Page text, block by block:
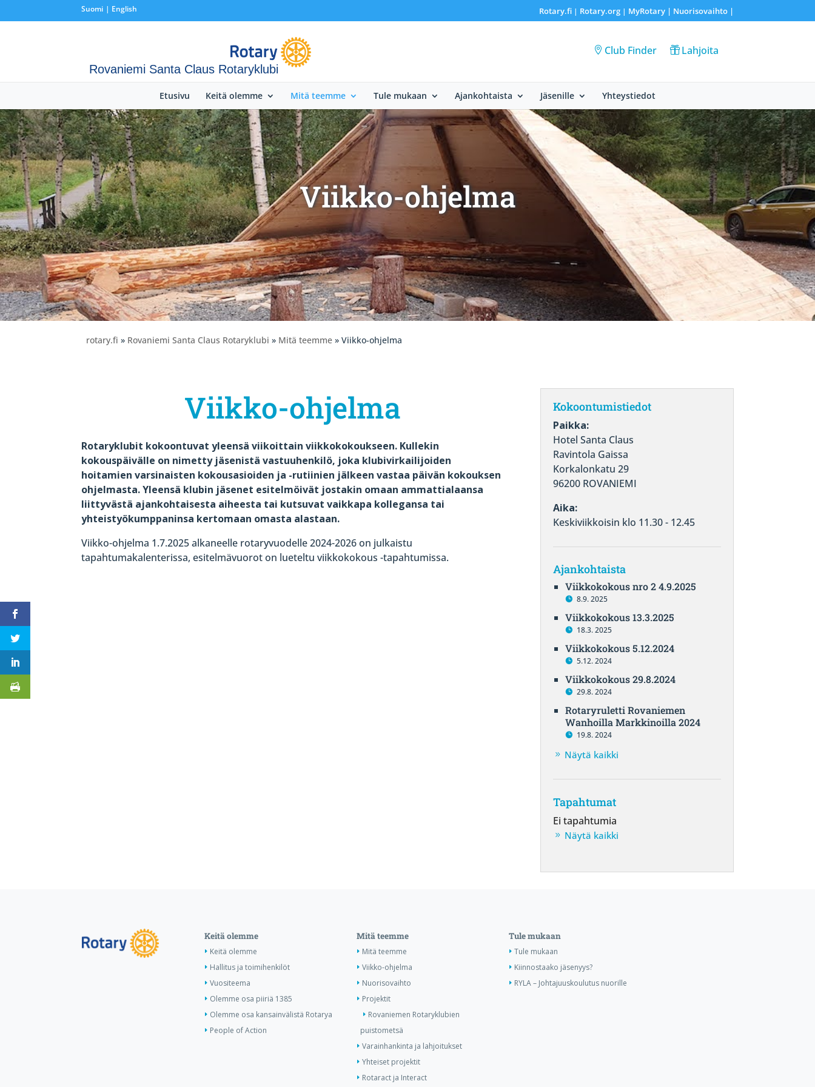
Suomi English Rotary.fi| Rotary.org| MyRotary | Nuorisovaihto|
Rovaniemi Santa Claus Rotaryklubi
Club Finder Lahjoita
Etusivu Keitä olemme Mitä teemme Tule mukaan Ajankohtaista Jäsenille Yhteystiedot
Viikko-ohjelma
rotary.fi » Rovaniemi Santa Claus Rotaryklubi » Mitä teemme » Viikko-ohjelma
Viikko-ohjelma
Rotaryklubit kokoontuvat yleensä viikoittain viikkokokoukseen. Kullekin
kokouspäivälle on nimetty jäsenistä vastuuhenkilö, joka klubivirkailijoiden
hoitamien varsinaisten kokousasioiden ja -rutiinien jälkeen vastaa päivän kokouksen
ohjelmasta. Yleensä klubin jäsenet esitelmöivät jostakin omaan ammattialaansa
liittyvästä ajankohtaisesta aiheesta tai kutsuvat vaikkapa kollegansa tai
yhteistyökumppaninsa kertomaan omasta alastaan.
Viikko-ohjelma 1.7.2025 alkaneelle rotaryvuodelle 2024-2026 on julkaistu
tapahtumakalenterissa, esitelmävuorot on lueteltu viikkokokous -tapahtumissa.
Kokoontumistiedot
Paikka:
Hotel Santa Claus
Ravintola Gaissa
Korkalonkatu 29
96200 ROVANIEMI
Aika:
Keskiviikkoisin klo 11.30 - 12.45
Ajankohtaista
Viikkokokous nro 2 4.9.2025
8.9. 2025
Viikkokokous 13.3.2025
18.3. 2025
Viikkokokous 5.12.2024
5.12. 2024
Viikkokokous 29.8.2024
29.8. 2024
Rotaryruletti Rovaniemen
Wanhoilla Markkinoilla 2024
19.8. 2024
Näytä kaikki
Tapahtumat
Ei tapahtumia
Näytä kaikki
Keitä olemme
Keitä olemme
Hallitus ja toimihenkilöt
Vuositeema
Olemme osa piiriä 1385
Olemme osa kansainvälistä Rotarya
People of Action
Mitä teemme
Mitä teemme
Viikko-ohjelma
Nuorisovaihto
Projektit
Rovaniemen Rotaryklubien
puistometsä
Varainhankinta ja lahjoitukset
Yhteiset projektit
Rotaract ja Interact
Tule mukaan
Tule mukaan
Kiinnostaako jäsenyys?
RYLA – Johtajuuskoulutus nuorille